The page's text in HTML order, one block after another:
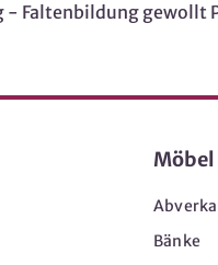
- Faltenbildung
Möbel
Bänke